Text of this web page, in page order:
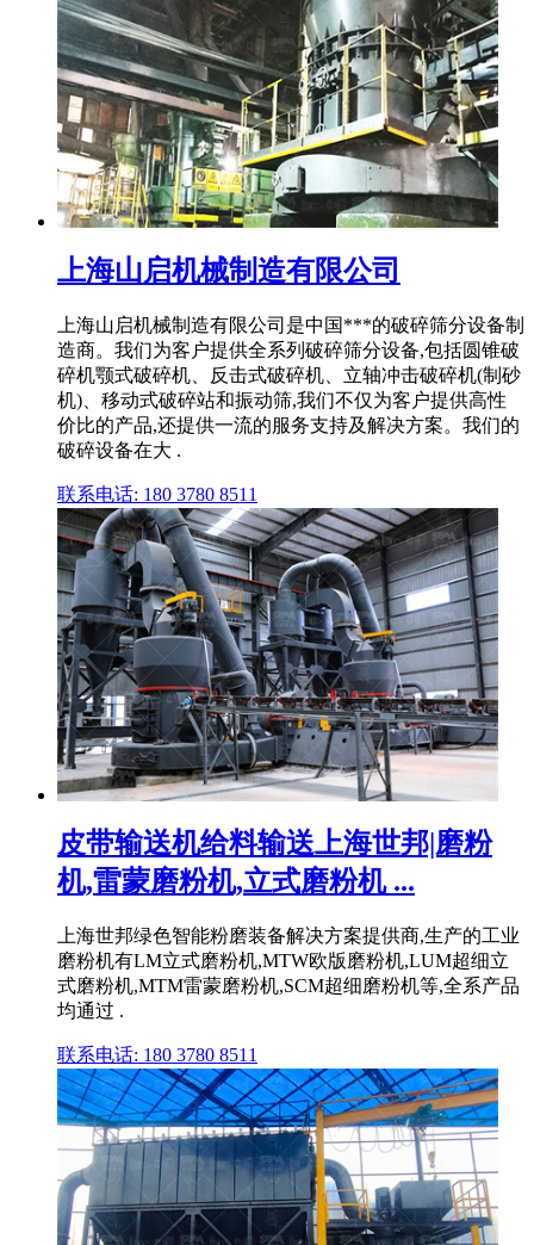
上海山启机械制造有限公司
上海山启机械制造有限公司是中国***的破碎筛分设备制
造商。我们为客户提供全系列破碎筛分设备,包括圆锥破
碎机颚式破碎机、反击式破碎机、立轴冲击破碎机(制砂
机)、移动式破碎站和振动筛,我们不仅为客户提供高性
价比的产品,还提供一流的服务支持及解决方案。我们的
破碎设备在大 .
联系电话: 180 3780 8511
皮带输送机给料输送上海世邦|磨粉
机,雷蒙磨粉机,立式磨粉机 ...
上海世邦绿色智能粉磨装备解决方案提供商,生产的工业
磨粉机有LM立式磨粉机,MTW欧版磨粉机,LUM超细立
式磨粉机,MTM雷蒙磨粉机,SCM超细磨粉机等,全系产品
均通过 .
联系电话: 180 3780 8511